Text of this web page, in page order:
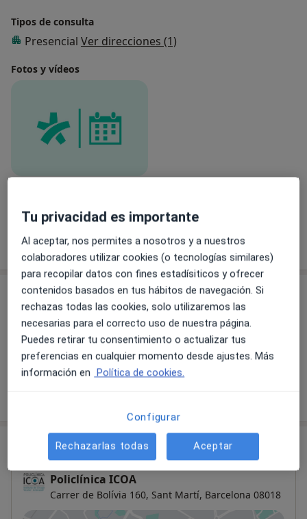
Tipos de consulta
Presencial Ver direcciones (1)
Fotos y vídeos
Mostrar más detalles
sobre la experiencia
Servicios y precios
Visita Fisioterapia
Desde 40 € Detalles Reservar cita
Consulta
Policlínica ICOA
Carrer de Bolívia 160, Sant Martí, Barcelona 08018
Tu privacidad es importante
Al aceptar, nos permites a nosotros y a nuestros
colaboradores utilizar cookies (o tecnologías similares)
para recopilar datos con fines estadísiticos y ofrecer
contenidos basados en tus hábitos de navegación. Si
rechazas todas las cookies, solo utilizaremos las
necesarias para el correcto uso de nuestra página.
Puedes retirar tu consentimiento o actualizar tus
preferencias en cualquier momento desde ajustes. Más
información en Política de cookies.
Configurar
Rechazarlas todas Aceptar